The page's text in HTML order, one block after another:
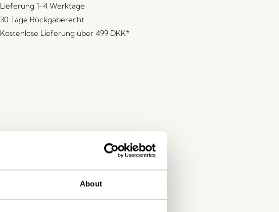
About
Lieferung 1-4 Werktage
30 Tage Rückgaberecht
Kostenlose Lieferung über 499 DKK*